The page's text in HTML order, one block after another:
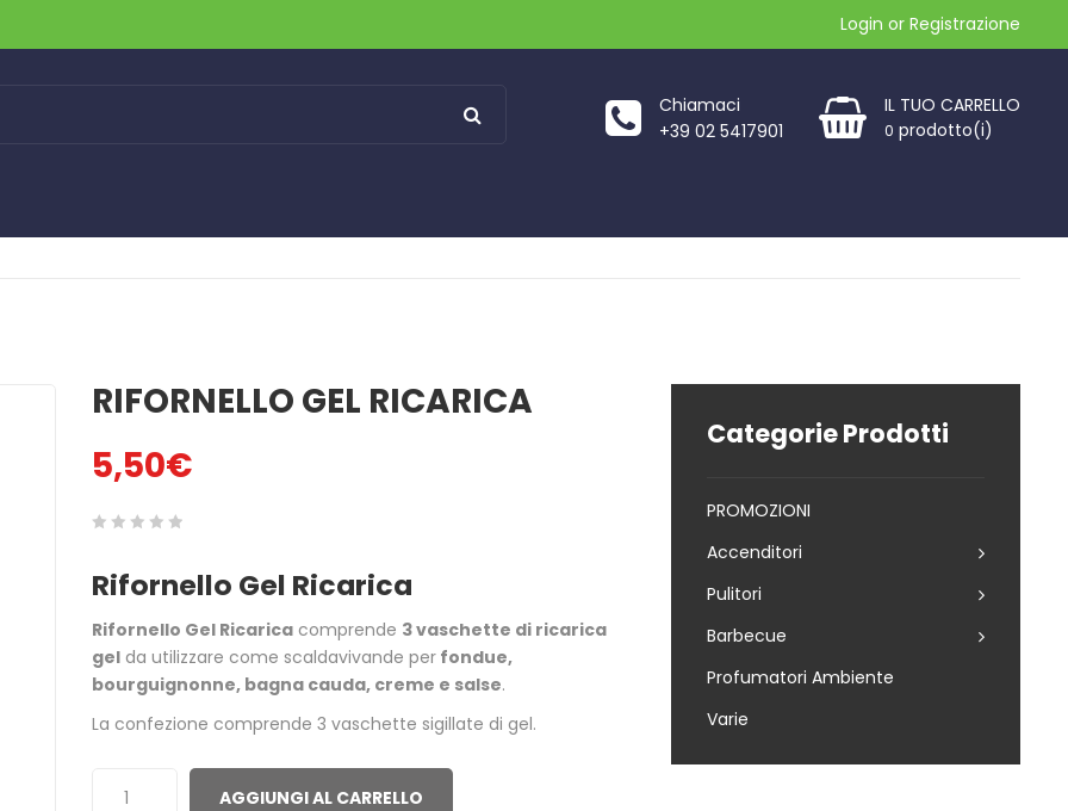
Login or Registrazione
Chiamaci
+39 02 5417901
IL TUO CARRELLO
0 prodotto(i)
RIFORNELLO GEL RICARICA
5,50€
out
based
on
customer
ratings
Rifornello Gel Ricarica
Rifornello Gel Ricarica comprende 3 vaschette di ricarica
gel da utilizzare come scaldavivande per fondue,
bourguignonne, bagna cauda, creme e salse.
La confezione comprende 3 vaschette sigillate di gel.
AGGIUNGI AL CARRELLO
Categorie Prodotti
PROMOZIONI
Accenditori
Pulitori
Barbecue
Profumatori Ambiente
Varie